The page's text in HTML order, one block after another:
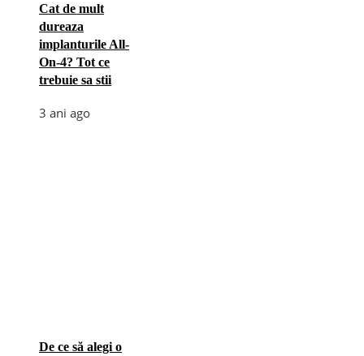
Cat de mult
dureaza
implanturile All-
On-4? Tot ce
trebuie sa stii
3 ani ago
De ce să alegi o